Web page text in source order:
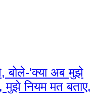
‘क्या अब मुझे
मुझे नियम मत बताए,